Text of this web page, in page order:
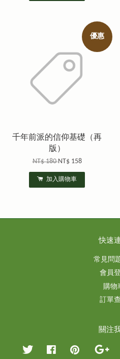
優惠
千年前派的信仰基礎（再
版）
NT$ 180NT$ 158
加入購物車
快速
常見問
會員
購物
訂單
關注
Twitter Facebook Pinterest